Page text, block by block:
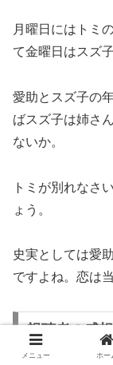
月曜日にはトミ
て金曜日はスズ
愛助とスズ子の
ばスズ子は姉さ
ないか。
トミが別れなさ
ょう。
史実としては愛
ですよね。恋は
視聴者の感
メニュー ホー